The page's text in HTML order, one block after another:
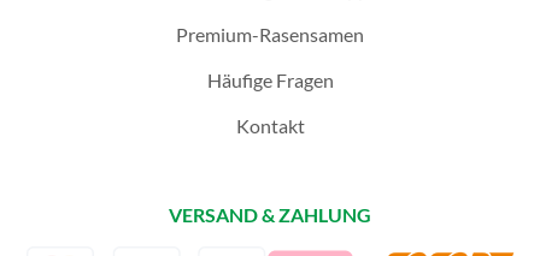
Premium-Rasensamen
Häufige Fragen
Kontakt
VERSAND & ZAHLUNG